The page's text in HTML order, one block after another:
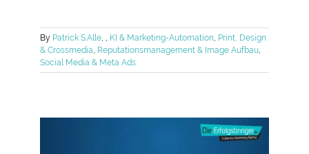
By Patrick S.Alle, , KI & Marketing-Automation, Print, Design
& Crossmedia, Reputationsmanagement & Image Aufbau,
Social Media & Meta Ads